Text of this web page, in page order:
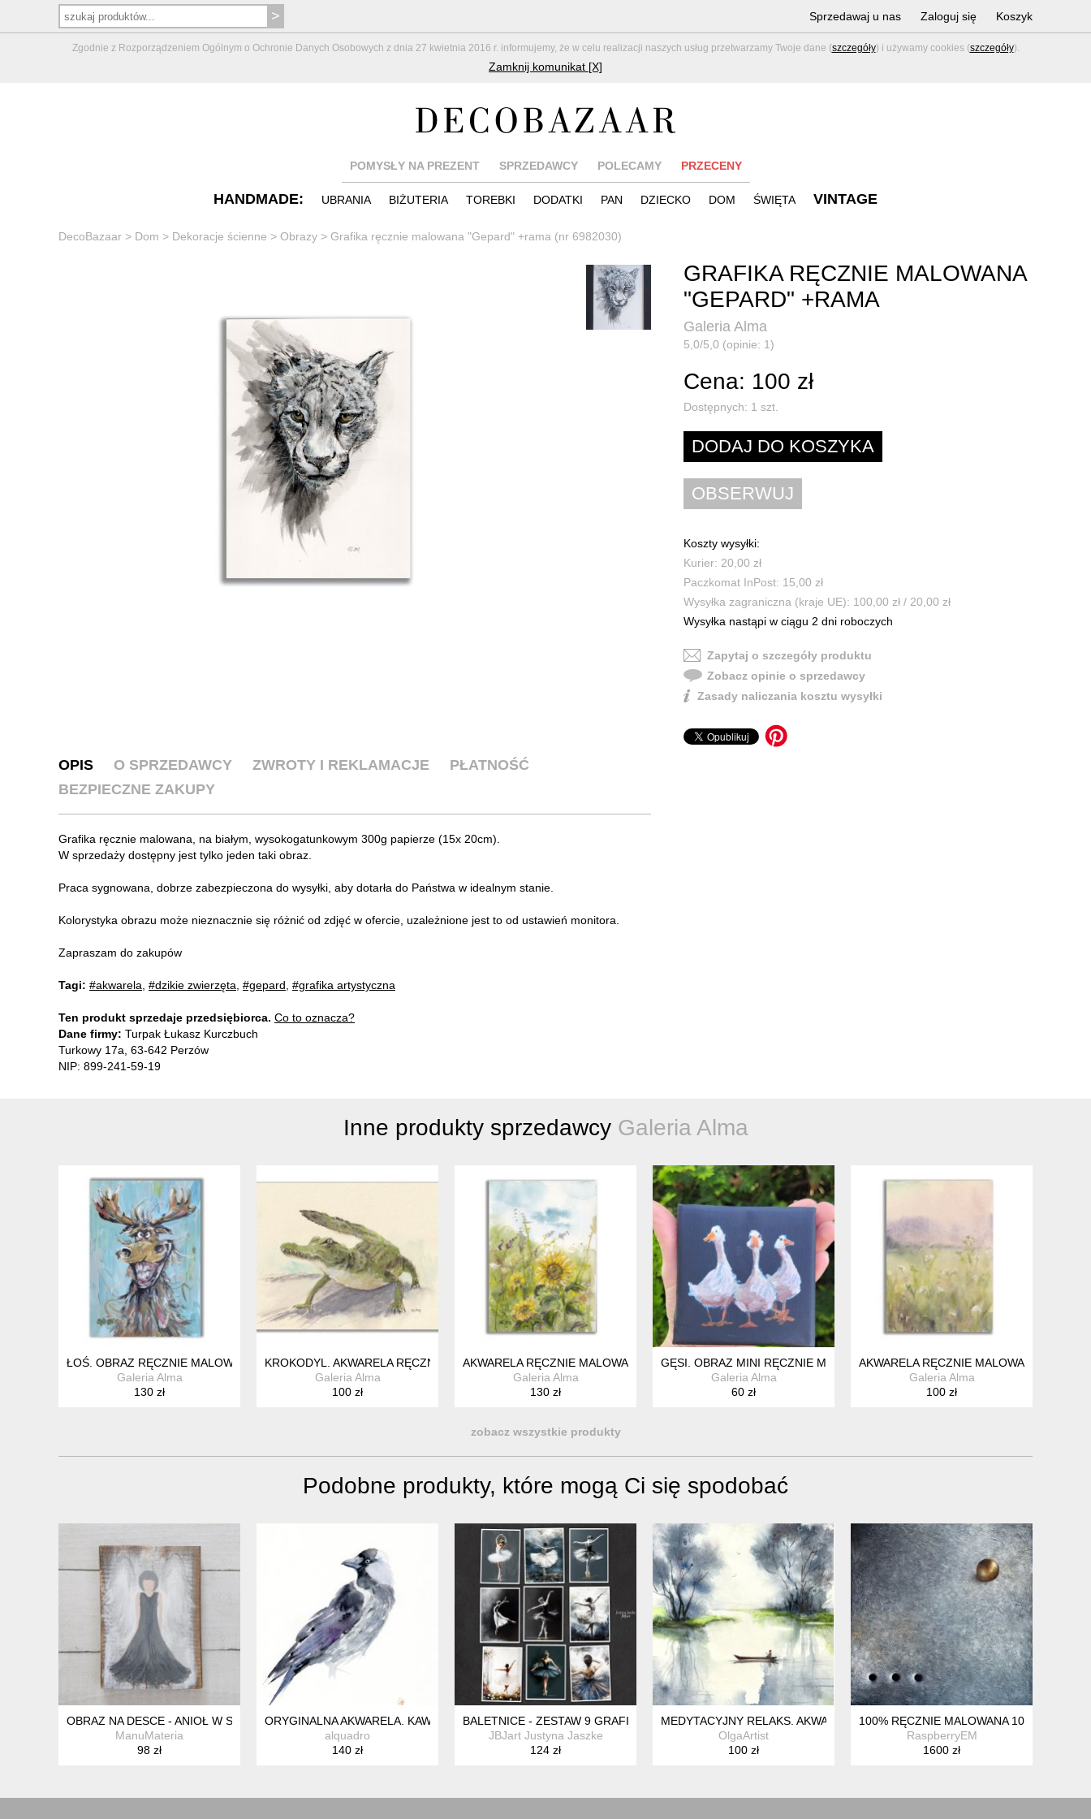
Zgodnie z Rozporządzeniem Ogólnym o Ochronie Danych Osobowych z dnia 27 kwietnia 2016 r. informujemy, że w celu realizacji naszych usług przetwarzamy Twoje dane (szczegóły) i używamy cookies (szczegóły).
Zamknij komunikat [X]
Sprzedawaj u nas Zaloguj się Koszyk
POMYSŁY NA PREZENT SPRZEDAWCY POLECAMY PRZECENY
HANDMADE: UBRANIA BIŻUTERIA TOREBKI DODATKI PAN DZIECKO DOM ŚWIĘTA VINTAGE
DecoBazaar > Dom > Dekoracje ścienne > Obrazy > Grafika ręcznie malowana "Gepard" +rama (nr 6982030)
GRAFIKA RĘCZNIE MALOWANA
"GEPARD" +RAMA
Galeria Alma
5,0/5,0 (opinie: 1)
Cena: 100 zł
Dostępnych: 1 szt.
Koszty wysyłki:
Kurier: 20,00 zł
Paczkomat InPost: 15,00 zł
Wysyłka zagraniczna (kraje UE): 100,00 zł / 20,00 zł
Wysyłka nastąpi w ciągu 2 dni roboczych
Zapytaj o szczegóły produktu
Zobacz opinie o sprzedawcy
Zasady naliczania kosztu wysyłki
OPIS O SPRZEDAWCY ZWROTY I REKLAMACJE
PŁATNOŚĆ
BEZPIECZNE ZAKUPY
Grafika ręcznie malowana, na białym, wysokogatunkowym 300g papierze (15x 20cm).
W sprzedaży dostępny jest tylko jeden taki obraz.
Praca sygnowana, dobrze zabezpieczona do wysyłki, aby dotarła do Państwa w idealnym stanie.
Kolorystyka obrazu może nieznacznie się różnić od zdjęć w ofercie, uzależnione jest to od ustawień monitora.
Zapraszam do zakupów
Tagi: #akwarela #dzikie zwierzęta #gepard #grafika artystyczna
Ten produkt sprzedaje przedsiębiorca. Co to oznacza?
Dane firmy: Turpak Łukasz Kurczbuch
Turkowy 17a, 63-642 Perzów
NIP: 899-241-59-19
Inne produkty sprzedawcy Galeria Alma
ŁOŚ. OBRAZ RĘCZNIE MALOWANY
Galeria Alma
130 zł
KROKODYL. AKWARELA RĘCZNIE MALOWANA.
Galeria Alma
100 zł
AKWARELA RĘCZNIE MALOWANA ORYGINALNA. ŁĄKA, SŁONECZNIKI
Galeria Alma
130 zł
GĘSI. OBRAZ MINI RĘCZNIE MALOWANY
Galeria Alma
60 zł
AKWARELA RĘCZNIE MALOWANA
Galeria Alma
100 zł
zobacz wszystkie produkty
Podobne produkty, które mogą Ci się spodobać
OBRAZ NA DESCE - ANIOŁ W SZAROŚCI
ManuMateria
98 zł
ORYGINALNA AKWARELA. KAWKA
alquadro
140 zł
BALETNICE - ZESTAW 9 GRAFIK 15X21 CM
JBJart Justyna Jaszke
124 zł
MEDYTACYJNY RELAKS. AKWARELA 21*30 CM
OlgaArtist
100 zł
100% RĘCZNIE MALOWANA 100X100 CM
RaspberryEM
1600 zł